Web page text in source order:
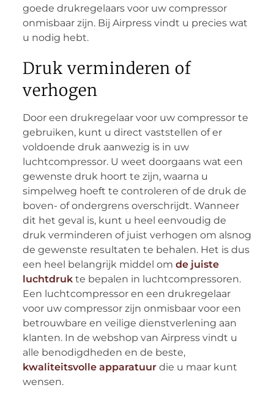
goede drukregelaars voor uw compressor
onmisbaar zijn. Bij Airpress vindt u precies wat
u nodig hebt.
Druk verminderen of
verhogen
Door een drukregelaar voor uw compressor te
gebruiken, kunt u direct vaststellen of er
voldoende druk aanwezig is in uw
luchtcompressor. U weet doorgaans wat een
gewenste druk hoort te zijn, waarna u
simpelweg hoeft te controleren of de druk de
boven- of ondergrens overschrijdt. Wanneer
dit het geval is, kunt u heel eenvoudig de
druk verminderen of juist verhogen om alsnog
de gewenste resultaten te behalen. Het is dus
een heel belangrijk middel om de juiste
luchtdrukte bepalen in luchtcompressoren.
Een luchtcompressor en een drukregelaar
voor uw compressor zijn onmisbaar voor een
betrouwbare en veilige dienstverlening aan
klanten. In de webshop van Airpress vindt u
alle benodigdheden en de beste,
kwaliteitsvolle apparatuurdie u maar kunt
wensen.